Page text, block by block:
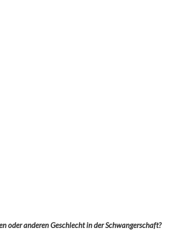
oder anderen Geschlecht in der Schwangerschaft?